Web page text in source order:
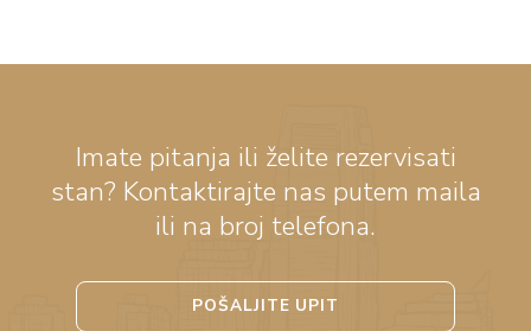
Imate pitanja ili želite rezervisati
stan? Kontaktirajte nas putem maila
ili na broj telefona.
POŠALJITE UPIT